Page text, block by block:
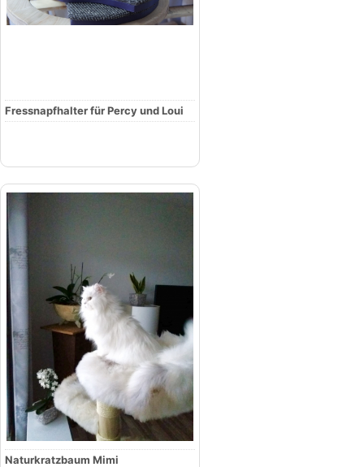
Fressnapfhalter für Percy und Loui
Naturkratzbaum Mimi